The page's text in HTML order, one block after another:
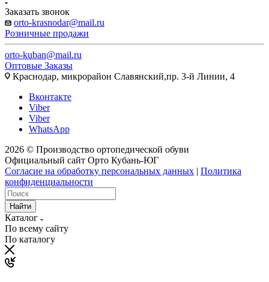
Заказать звонок
orto-krasnodar@mail.ru
Розничные продажи
orto-kuban@mail.ru
Оптовые Заказы
Краснодар, микрорайон Славянский,пр. 3-й Линии, 4
Вконтакте
Viber
Viber
WhatsApp
2026 © Производство ортопедической обуви
Официальный сайт Орто Кубань-ЮГ
Согласие на обработку персональных данных | Политика
конфиденциальности
Найти
Каталог
По всему сайту
По каталогу